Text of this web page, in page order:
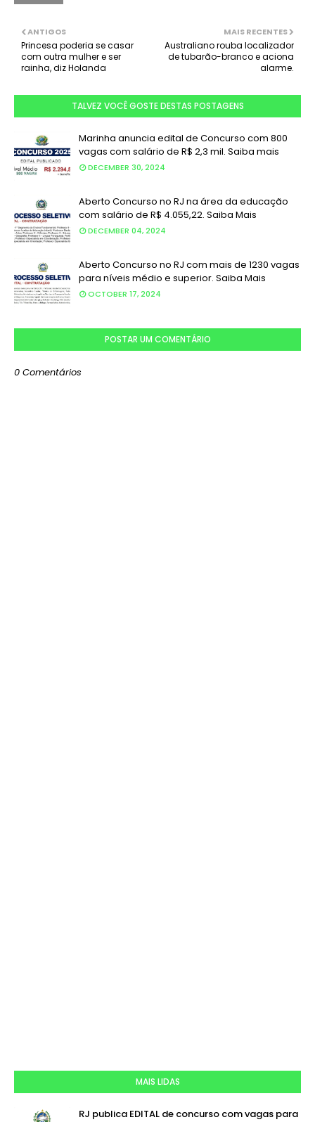
MAIS RECENTES
Australiano rouba localizador
de tubarão-branco e aciona
alarme.
ANTIGOS
Princesa poderia se casar
com outra mulher e ser
rainha, diz Holanda
TALVEZ VOCÊ GOSTE DESTAS POSTAGENS
Marinha anuncia edital de Concurso com 800
vagas com salário de R$ 2,3 mil. Saiba mais
DECEMBER 30, 2024
Aberto Concurso no RJ na área da educação
com salário de R$ 4.055,22. Saiba Mais
DECEMBER 04, 2024
Aberto Concurso no RJ com mais de 1230 vagas
para níveis médio e superior. Saiba Mais
OCTOBER 17, 2024
POSTAR UM COMENTÁRIO
0 Comentários
MAIS LIDAS
RJ publica EDITAL de concurso com vagas para